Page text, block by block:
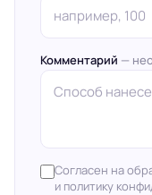
Комментарий —
Согласен на
и политику